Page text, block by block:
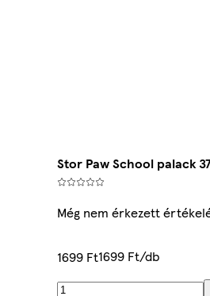
Stor Paw School palack
Még nem érkezett
1699 Ft1699 Ft/db